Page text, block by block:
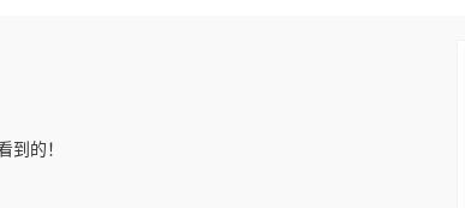
到的！